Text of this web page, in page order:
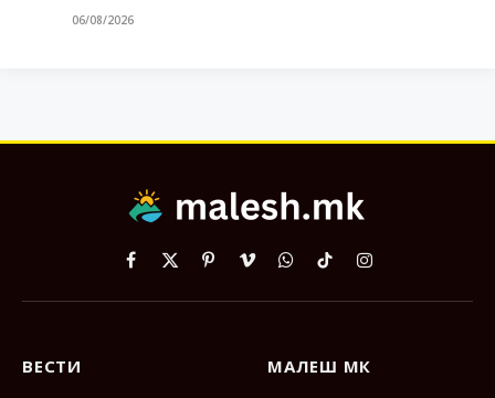
06/08/2026
Facebook
X
PinterestVimeoWhatsApp
TikTokInstagram
ВЕСТИ МАЛЕШ МК